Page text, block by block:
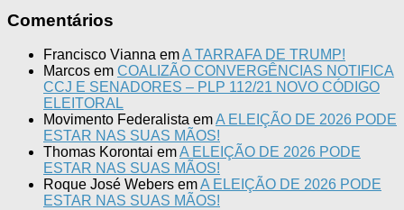
Comentários
Francisco Vianna emA TARRAFA DE TRUMP!
Marcos em COALIZÃO CONVERGÊNCIAS NOTIFICA
CCJ E SENADORES – PLP 112/21 NOVO CÓDIGO
ELEITORAL
Movimento Federalista emA ELEIÇÃO DE 2026 PODE
ESTAR NAS SUAS MÃOS!
Thomas Korontai emA ELEIÇÃO DE 2026 PODE
ESTAR NAS SUAS MÃOS!
Roque José Webers emA ELEIÇÃO DE 2026 PODE
ESTAR NAS SUAS MÃOS!